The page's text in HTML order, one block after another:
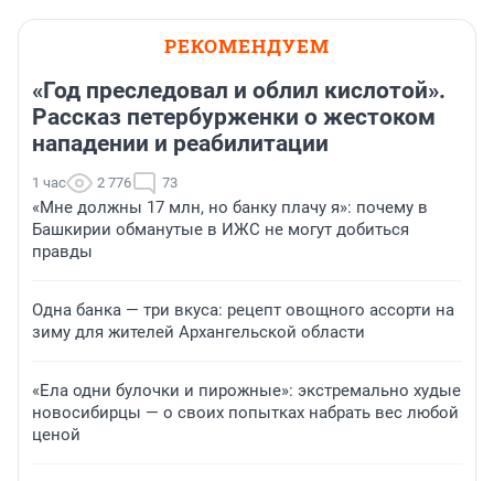
РЕКОМЕНДУЕМ
«Год преследовал и облил кислотой».
Рассказ петербурженки о жестоком
нападении и реабилитации
1 час 2 776 73
«Мне должны 17 млн, но банку плачу я»: почему в
Башкирии обманутые в ИЖС не могут добиться
правды
Одна банка — три вкуса: рецепт овощного ассорти на
зиму для жителей Архангельской области
«Ела одни булочки и пирожные»: экстремально худые
новосибирцы — о своих попытках набрать вес любой
ценой